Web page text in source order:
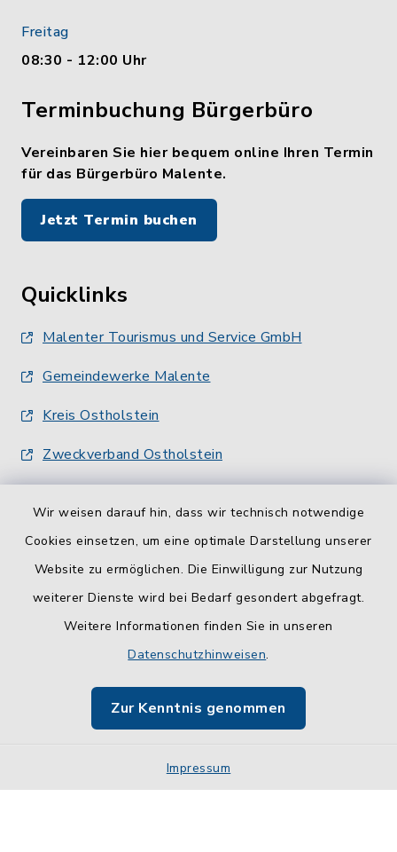
Wir weisen darauf hin, dass wir technisch notwendige
Cookies einsetzen, um eine optimale Darstellung unserer
Website zu ermöglichen. Die Einwilligung zur Nutzung
weiterer Dienste wird bei Bedarf gesondert abgefragt.
Weitere Informationen finden Sie in unseren
Datenschutzhinweisen.
Zur Kenntnis genommen
Impressum
Freitag
08:30 - 12:00 Uhr
Terminbuchung Bürgerbüro
Vereinbaren Sie hier bequem online Ihren Termin
für das Bürgerbüro Malente.
Jetzt Termin buchen
Quicklinks
Malenter Tourismus und Service GmbH
Gemeindewerke Malente
Kreis Ostholstein
Zweckverband Ostholstein
Barrierefreiheit
Impressum
Sitemap